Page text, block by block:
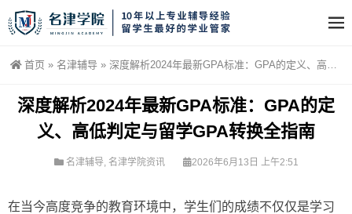
首页 » 名津辅导 » 深度解析2024年最新GPA标准：GPA的定义、高低判定与留学GPA转换全指南
深度解析2024年最新GPA标准：GPA的定
义、高低判定与留学GPA转换全指南
名津辅导, 名津学院资讯 2026年6月13日 上午2:51
在当今高度竞争的教育环境中，学生们的成绩不仅仅是学习